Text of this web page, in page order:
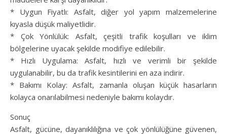
* Uygun Fiyatlı: Asfalt, diğer yol yapım malzemelerine
kıyasla düşük maliyetlidir.
* Çok Yönlülük: Asfalt, çeşitli trafik koşulları ve iklim
bölgelerine uyacak şekilde modifiye edilebilir.
* Hızlı Uygulama: Asfalt, hızlı ve verimli bir şekilde
uygulanabilir, bu da trafik kesintilerini en aza indirir.
* Bakımı Kolay: Asfalt, zamanla oluşan küçük hasarların
kolayca onarılabilmesi nedeniyle bakımı kolaydır.
Sonuç
Asfalt, gücüne, dayanıklılığına ve çok yönlülüğüne güvenen,